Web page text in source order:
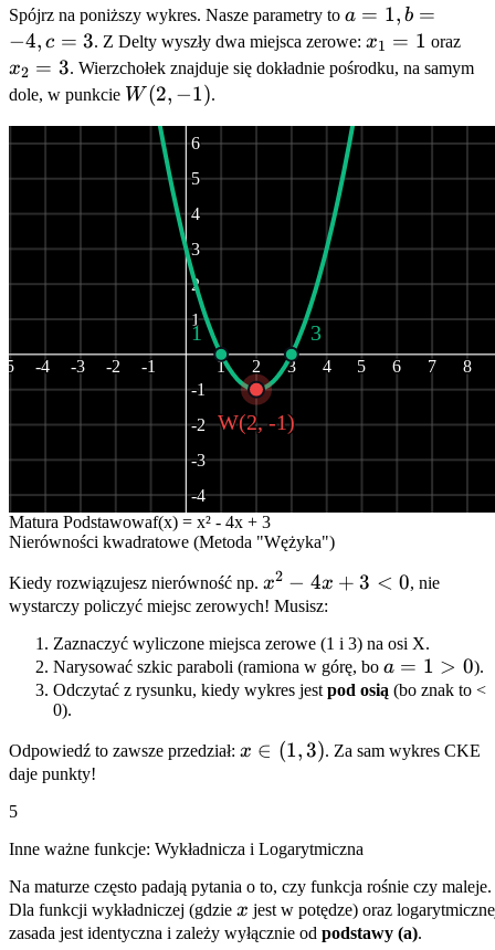
x^2
-
4x
+ 3
Spójrz na poniższy wykres. Nasze parametry to a=1,
b=-4,
c=3
a = 1, b =
−4, c = 3. Z Delty wyszły dwa miejsca zerowe: x_1
= 1
x1 = 1 orazx_2
= 3
x2 = 3. Wierzchołek znajduje się dokładnie pośrodku, na samym
dole, w punkcie W(2,
W (2, −1).
-5 -4 -3 -2 -1 1 2 3 4 5 6 7 8
-7
-5
-4
-3
-2
-1
1
2
3
4
5
6
W(2, -1)
1 3
Matura Podstawowaf(x) = x² - 4x + 3
Nierówności kwadratowe (Metoda "Wężyka")
Kiedy rozwiązujesz nierówność np. x^2
-
+ 3
< 0
x2 − 4x + 3 < 0, nie
wystarczy policzyć miejsc zerowych! Musisz:
Zaznaczyć wyliczone miejsca zerowe (1 i 3) na osi X.
Narysować szkic paraboli (ramiona w górę, bo a=1
> 0
a = 1 > 0).
Odczytać z rysunku, kiedy wykres jest pod osią (bo znak to <
0).
Odpowiedź to zawsze przedział: x
x ∈ (1,3). Za sam wykres CKE
daje punkty!
5
Inne ważne funkcje: Wykładnicza i Logarytmiczna
Na maturze często padają pytania o to, czy funkcja rośnie czy maleje.
Dla funkcji wykładniczej (gdzie x
x jest w potędze) oraz
zasada jest identyczna i zależy wyłącznie od podstawy (a).